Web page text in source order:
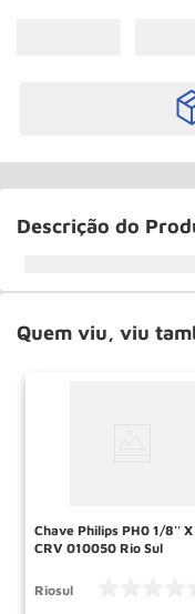
Descrição do
Quem viu, viu
Chave Philips PH0 1/8'' X 3''
CRV 010050 Rio Sul
Riosul